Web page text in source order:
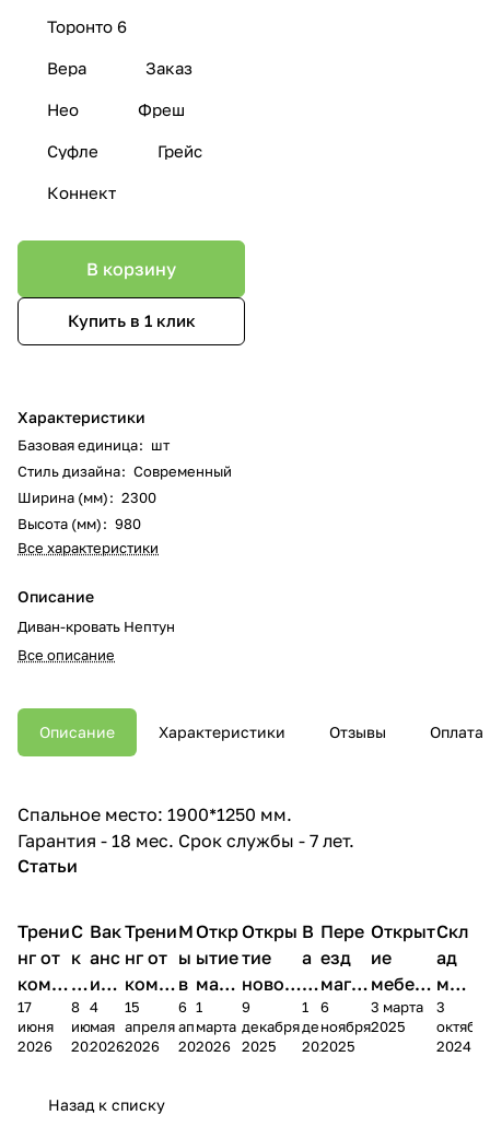
Торонто 6
Вера Заказ
Нео Фреш
Суфле Грейс
Коннект
В корзину
Купить в 1 клик
Характеристики
Базовая единица: шт
Стиль дизайна: Современный
Ширина (мм): 2300
Высота (мм): 980
Все характеристики
Описание
Диван-кровать Нептун
Все описание
Описание Характеристики Отзывы Оплата
Спальное место: 1900*1250 мм.
Гарантия - 18 мес. Срок службы - 7 лет.
Статьи
Трени
нг от
комп
ании
Мело
17
июня
2026
С
к
и
д
к
2
8
июня
2026
Вак
анс
ия в
Чеб
окс
4
мая
2026
Трени
нг от
комп
ании
Мело
15
апреля
2026
М
ы
в
М
А
6
апреля
2026
Откр
ытие
мага
зина
в
1
марта
2026
Откры
тие
новог
о
магаз
9
декабря
2025
В
а
к
а
н
1
декабря
2025
Пере
езд
магаз
ина в
г.
6
ноября
2025
Открыт
ие
мебель
ного
салона
3 марта
2025
Скл
ад
меб
ели
пер
3
2024
Назад к списку